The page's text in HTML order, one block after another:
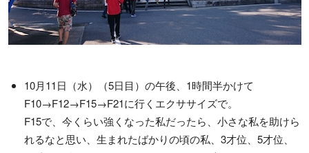
10月11日（水）（5日目）の午後、1時間半かけて
F10→F12→F15→F21に行くエクササイズで。
F15で、今くらい強くなった私だったら、小さな私を助けら
れるなと思い、生まれたばかりの頃の私、3才位、5才位、